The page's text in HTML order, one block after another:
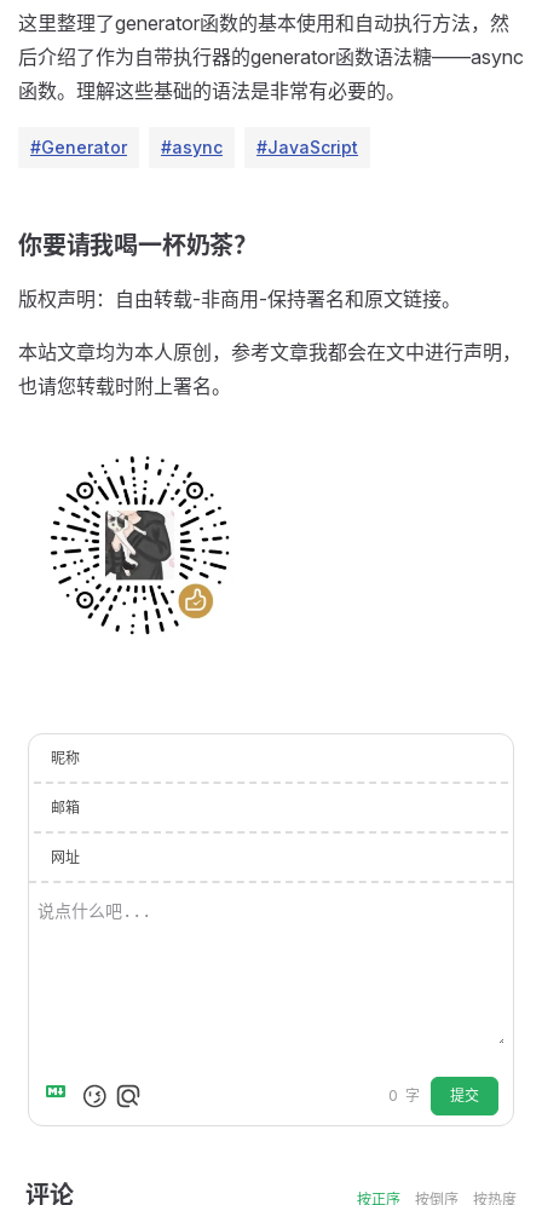
这里整理了generator函数的基本使用和自动执行方法，然
后介绍了作为自带执行器的generator函数语法糖——async
函数。理解这些基础的语法是非常有必要的。
#Generator #async #JavaScript
你要请我喝一杯奶茶？
版权声明：自由转载-非商用-保持署名和原文链接。
本站文章均为本人原创，参考文章我都会在文中进行声明，
也请您转载时附上署名。
昵称
邮箱
网址
0 字 提交
评论 按正序 按倒序 按热度